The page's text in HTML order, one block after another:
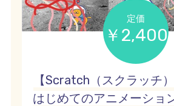
定価
￥2,400
【Scratch（スクラッチ
はじめてのアニメーショ